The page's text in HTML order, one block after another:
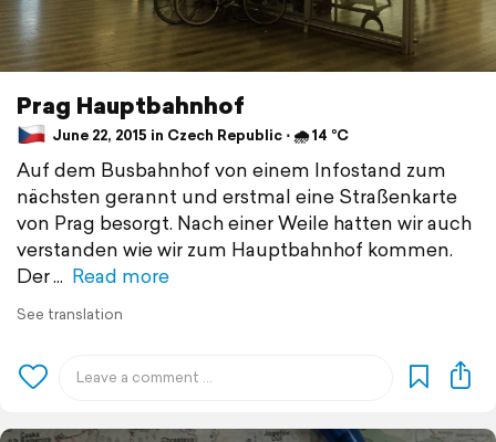
Prag Hauptbahnhof
June 22, 2015 in Czech Republic ⋅ 🌧 14 °C
Auf dem Busbahnhof von einem Infostand zum
nächsten gerannt und erstmal eine Straßenkarte
von Prag besorgt. Nach einer Weile hatten wir auch
verstanden wie wir zum Hauptbahnhof kommen.
Der
Read more
See translation